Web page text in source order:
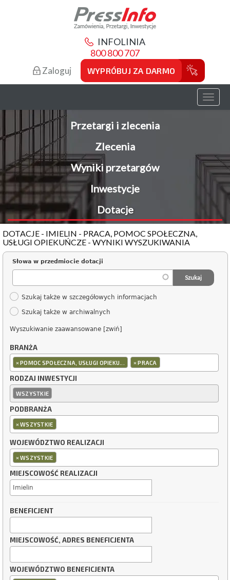
INFOLINIA
800 800 707
Zaloguj WYPRÓBUJ ZA DARMO
Toggle
Przetargi i zlecenia
Zlecenia
Wyniki przetargów
Inwestycje
Dotacje
DOTACJE - IMIELIN - PRACA, POMOC SPOŁECZNA,
USŁUGI OPIEKUŃCZE - WYNIKI WYSZUKIWANIA
Słowa w przedmiocie dotacji
Szukaj także w szczegółowych informacjach
Szukaj także w archiwalnych
Wyszukiwanie zaawansowane [zwiń]
BRANŻA
×POMOC SPOŁECZNA, USŁUGI OPIEKU... ×PRACA
RODZAJ INWESTYCJI
WSZYSTKIE
PODBRANŻA
×WSZYSTKIE
WOJEWÓDZTWO REALIZACJI
×WSZYSTKIE
MIEJSCOWOŚĆ REALIZACJI
BENEFICJENT
MIEJSCOWOŚĆ, ADRES BENEFICJENTA
WOJEWÓDZTWO BENEFICJENTA